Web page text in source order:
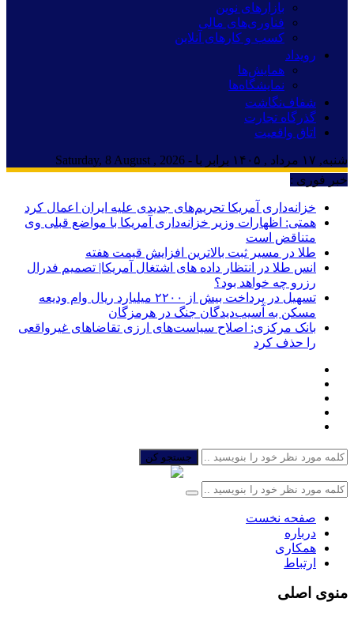
بازارهای نوین
فناوری‌های مالی
کسب و کارهای آنلاین
رویداد
همایش‌ها
نمایشگاه‌ها
شفاف‌نگاشت
گذرگاه تجارت
اتاق واقعیت
شنبه, ۱۷ مرداد , ۱۴۰۵ برابر با - Saturday, 8 August , 2026
خبر فوری :
خزانه‌داری آمریکا تحریم‌های جدیدی علیه ایران اعمال کرد
همتی: اظهارات وزیر خزانه‌داری آمریکا با مواضع قبلی وی
متناقض است
طلا در مسیر ثبت بالاترین افزایش قیمت هفته
انس طلا در انتظار داده های اشتغال آمریکا| تصمیم فدرال
رزرو چه خواهد بود؟
تسهیل در پرداخت بیش از ۲۲۰۰ میلیارد ریال وام ودیعه
مسکن به آسیب‌دیدگان جنگ در هرمزگان
بانک مرکزی: اصلاح سیاست‌های ارزی تقاضاهای غیرواقعی
را حذف کرد
جستجو کن
صفحه نخست
درباره
همکاری
ارتباط
منوی اصلی